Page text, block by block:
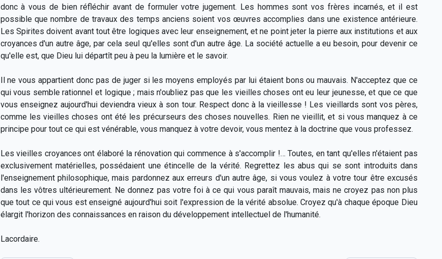
donc à vous de bien réfléchir avant de formuler votre jugement. Les hommes sont vos frères incarnés, et il est
possible que nombre de travaux des temps anciens soient vos œuvres accomplies dans une existence antérieure.
Les Spirites doivent avant tout être logiques avec leur enseignement, et ne point jeter la pierre aux institutions et aux
croyances d'un autre âge, par cela seul qu'elles sont d'un autre âge. La société actuelle a eu besoin, pour devenir ce
qu'elle est, que Dieu lui départît peu à peu la lumière et le savoir.
Il ne vous appartient donc pas de juger si les moyens employés par lui étaient bons ou mauvais. N'acceptez que ce
qui vous semble rationnel et logique ; mais n'oubliez pas que les vieilles choses ont eu leur jeunesse, et que ce que
vous enseignez aujourd'hui deviendra vieux à son tour. Respect donc à la vieillesse ! Les vieillards sont vos pères,
comme les vieilles choses ont été les précurseurs des choses nouvelles. Rien ne vieillit, et si vous manquez à ce
principe pour tout ce qui est vénérable, vous manquez à votre devoir, vous mentez à la doctrine que vous professez.
Les vieilles croyances ont élaboré la rénovation qui commence à s'accomplir !… Toutes, en tant qu'elles n'étaient pas
exclusivement matérielles, possédaient une étincelle de la vérité. Regrettez les abus qui se sont introduits dans
l'enseignement philosophique, mais pardonnez aux erreurs d'un autre âge, si vous voulez à votre tour être excusés
dans les vôtres ultérieurement. Ne donnez pas votre foi à ce qui vous paraît mauvais, mais ne croyez pas non plus
que tout ce qui vous est enseigné aujourd'hui soit l'expression de la vérité absolue. Croyez qu'à chaque époque Dieu
élargit l'horizon des connaissances en raison du développement intellectuel de l'humanité.
Lacordaire.